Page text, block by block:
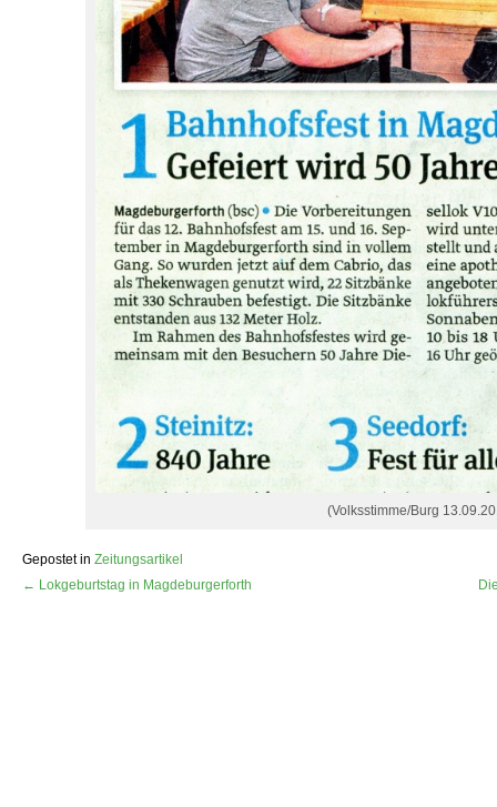
(Volksstimme/Burg
Gepostet in Zeitungsartikel
← Lokgeburtstag in Magdeburgerforth